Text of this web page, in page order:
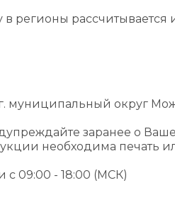
в регионы
муниципальный округ
заранее о
необходима печать
с 09:00 - 18:00 (МСК)